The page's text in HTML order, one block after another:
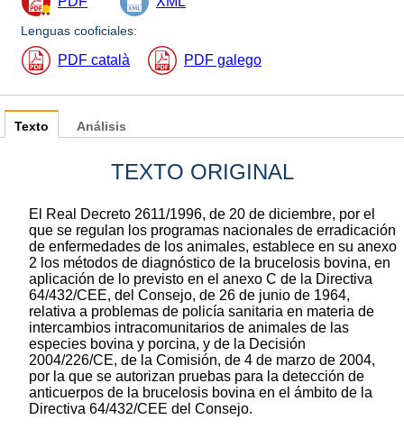
Lenguas cooficiales:
PDF català PDF galego
Texto
TEXTO ORIGINAL
El Real Decreto 2611/1996, de 20 de diciembre, por el
que se regulan los programas nacionales de erradicación
de enfermedades de los animales, establece en su anexo
2 los métodos de diagnóstico de la brucelosis bovina, en
aplicación de lo previsto en el anexo C de la Directiva
64/432/CEE, del Consejo, de 26 de junio de 1964,
relativa a problemas de policía sanitaria en materia de
intercambios intracomunitarios de animales de las
especies bovina y porcina, y de la Decisión
2004/226/CE, de la Comisión, de 4 de marzo de 2004,
por la que se autorizan pruebas para la detección de
anticuerpos de la brucelosis bovina en el ámbito de la
Directiva 64/432/CEE del Consejo.
Análisis